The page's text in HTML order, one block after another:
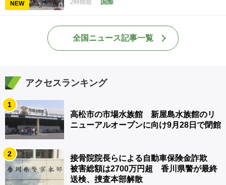
NEW 2時間前 国際
全国ニュース記事一覧
アクセスランキング
1
高松市の市場水族館 新屋島水族館のリ
ニューアルオープンに向け9月28日で閉館
2
接骨院院長らによる自動車保険金詐欺
被害総額は2700万円超 香川県警が最終
送検、捜査本部解散